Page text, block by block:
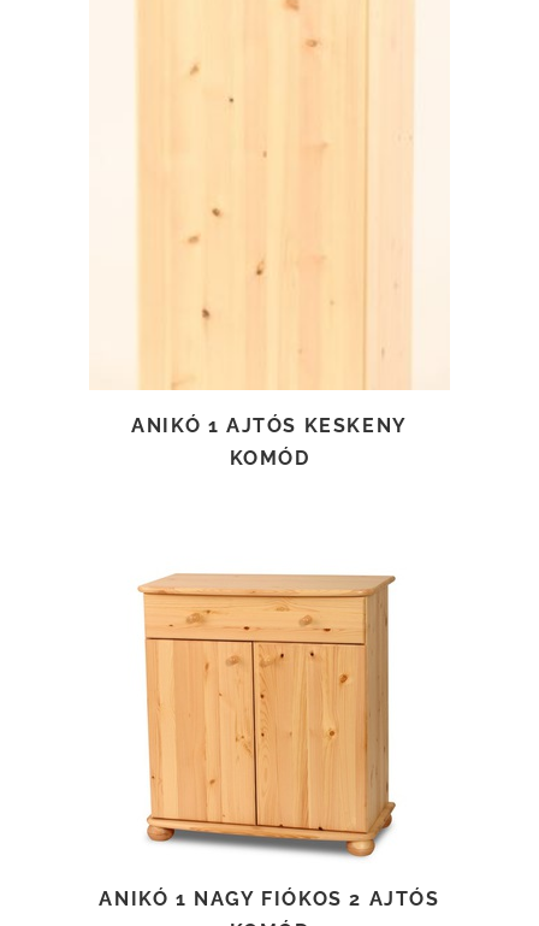
ANIKÓ 1 AJTÓS KESKENY
KOMÓD
TOVÁBB OLVASOM
ANIKÓ 1 NAGY FIÓKOS 2 AJTÓS